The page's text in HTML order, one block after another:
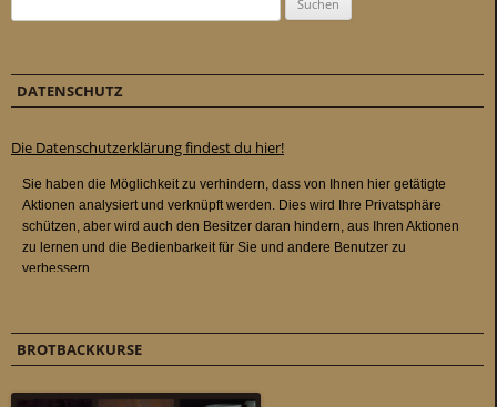
DATENSCHUTZ
Die Datenschutzerklärung findest du hier!
BROTBACKKURSE